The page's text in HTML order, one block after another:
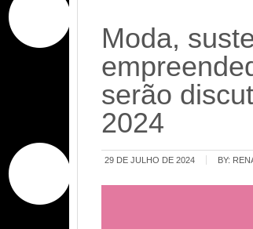
Moda,
serão
2024
29 DE JULHO DE 2024 BY: